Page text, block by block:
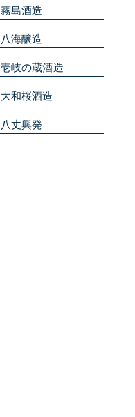
霧島酒造
八海醸造
壱岐の蔵酒造
大和桜酒造
八丈興発